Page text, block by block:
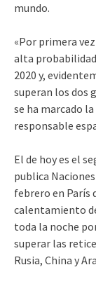
mundo.
«Por primera
alta
2020 y,
superan los dos
se ha marcado
responsable
El de hoy es el
publica
febrero en París
calentamiento
toda la noche
superar las
Rusia, China y